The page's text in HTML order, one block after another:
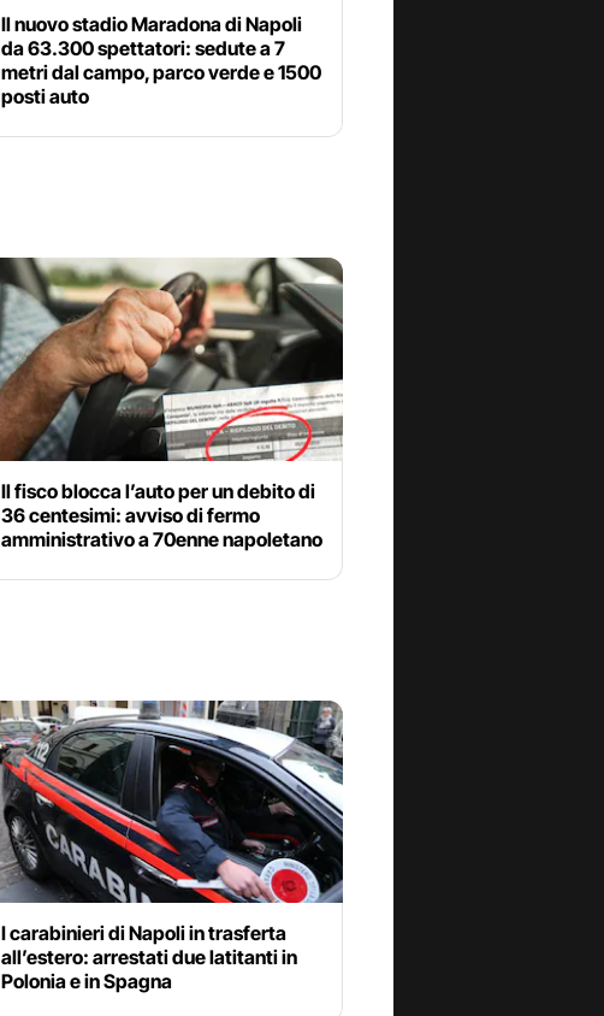
Il nuovo stadio Maradona di Napoli
da 63.300 spettatori: sedute a 7
metri dal campo, parco verde e 1500
posti auto
Il fisco blocca l’auto per un debito di
36 centesimi: avviso di fermo
amministrativo a 70enne napoletano
I carabinieri di Napoli in trasferta
all’estero: arrestati due latitanti in
Polonia e in Spagna